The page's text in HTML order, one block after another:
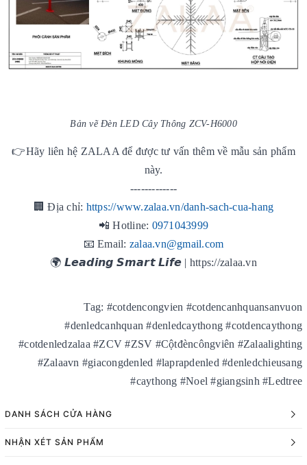
Bản vẽ Đèn LED Cây Thông ZCV-H6000
👉Hãy liên hệ ZALAA để được tư vấn thêm về mẫu sản phẩm
này.
-------------
🏢 Địa chỉ: https://www.zalaa.vn/danh-sach-cua-hang
📲 Hotline: 0971043999
📧 Email: zalaa.vn@gmail.com
🌍 𝙇𝙚𝙖𝙙𝙞𝙣𝙜 𝙎𝙢𝙖𝙧𝙩 𝙇𝙞𝙛𝙚 | https://zalaa.vn
Tag: #cotdencongvien #cotdencanhquansanvuon
#denledcanhquan #denledcaythong #cotdencaythong
#cotdenledzalaa #ZCV #ZSV #Cộtđèncôngviên #Zalaalighting
#Zalaavn #giacongdenled #laprapdenled #denledchieusang
#caythong #Noel #giangsinh #Ledtree
DANH SÁCH CỬA HÀNG
NHẬN XÉT SẢN PHẨM